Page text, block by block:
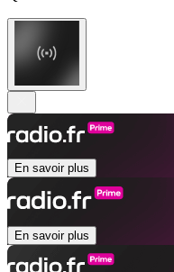
En savoir plus
En savoir plus